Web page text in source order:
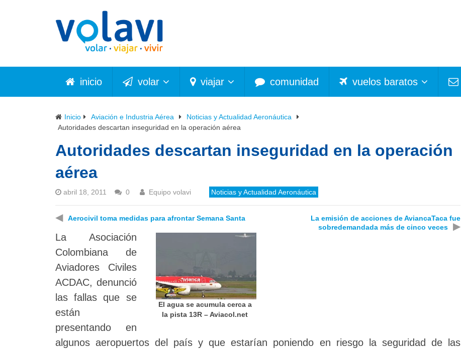
inicio volar viajar comunidad vuelos baratos
Inicio Aviación e Industria Aérea
Noticias y Actualidad Aeronáutica
Autoridades descartan inseguridad en la operación aérea
Autoridades descartan inseguridad en la operación
aérea
abril 18, 2011 0 Equipo volavi Noticias y Actualidad Aeronáutica
◀ Aerocivil toma medidas para afrontar Semana Santa
La emisión de acciones de AviancaTaca fue
sobredemandada más de cinco veces
▶
El agua se acumula cerca a
la pista 13R – Aviacol.net
La Asociación
Colombiana de
Aviadores Civiles
ACDAC, denunció
las fallas que se
están
presentando en
algunos aeropuertos del país y que estarían poniendo en riesgo la seguridad de las